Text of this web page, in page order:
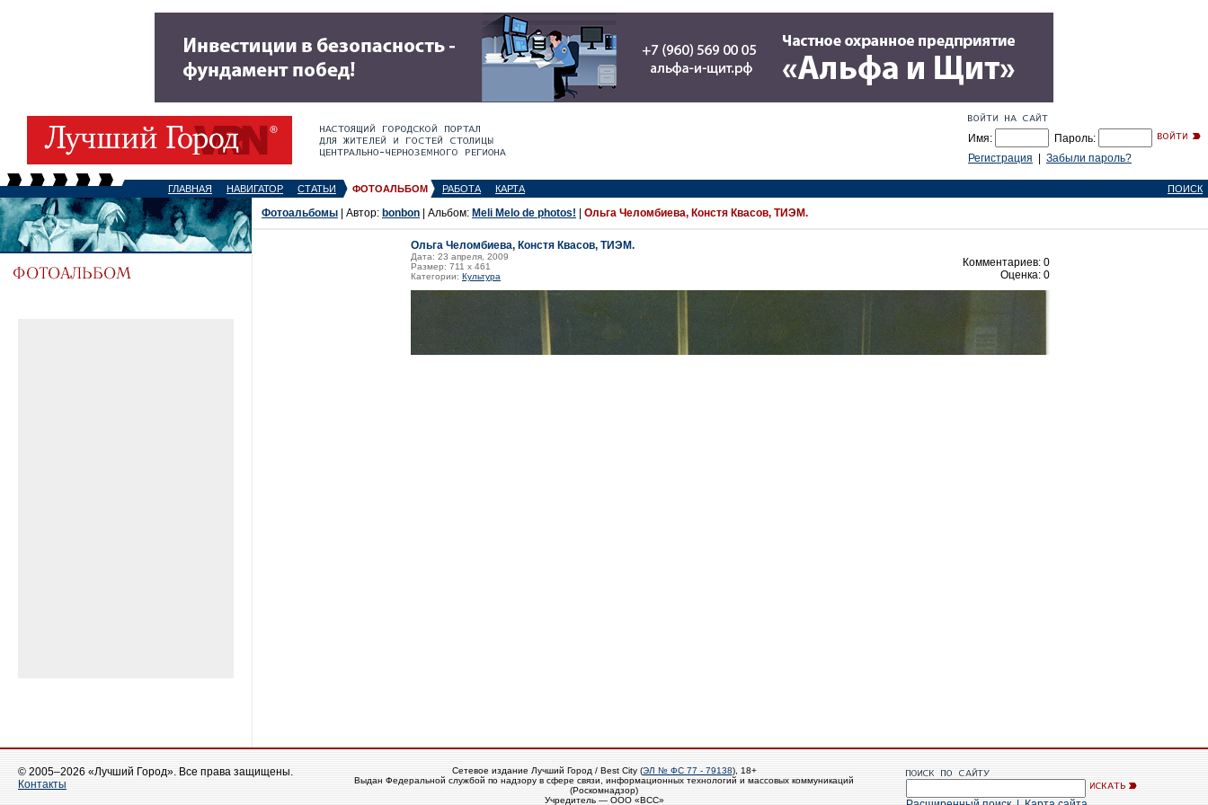
Имя:
Пароль:
Регистрация
Забыли пароль?
ГЛАВНАЯ НАВИГАТОР СТАТЬИ ФОТОАЛЬБОМ РАБОТА КАРТА ПОИСК
Фотоальбомы | Автор: bonbon | Альбом: Meli Melo de photos! Ольга Челомбиева, Констя Квасов, ТИЭМ.
Ольга Челомбиева, Констя Квасов, ТИЭМ.
Дата: 23 апреля, 2009
Размер: 711 x 461
Категории: Культура
Комментариев: 0
Оценка: 0
© 2005–2026 «Лучший Город». Все права защищены.
Контакты
Сетевое издание Лучший Город / Best City (ЭЛ № ФС 77 - 79138), 18+
Выдан Федеральной службой по надзору в сфере связи, информационных технологий и массовых коммуникаций
(Роскомнадзор)
Учредитель — ООО «ВСС»